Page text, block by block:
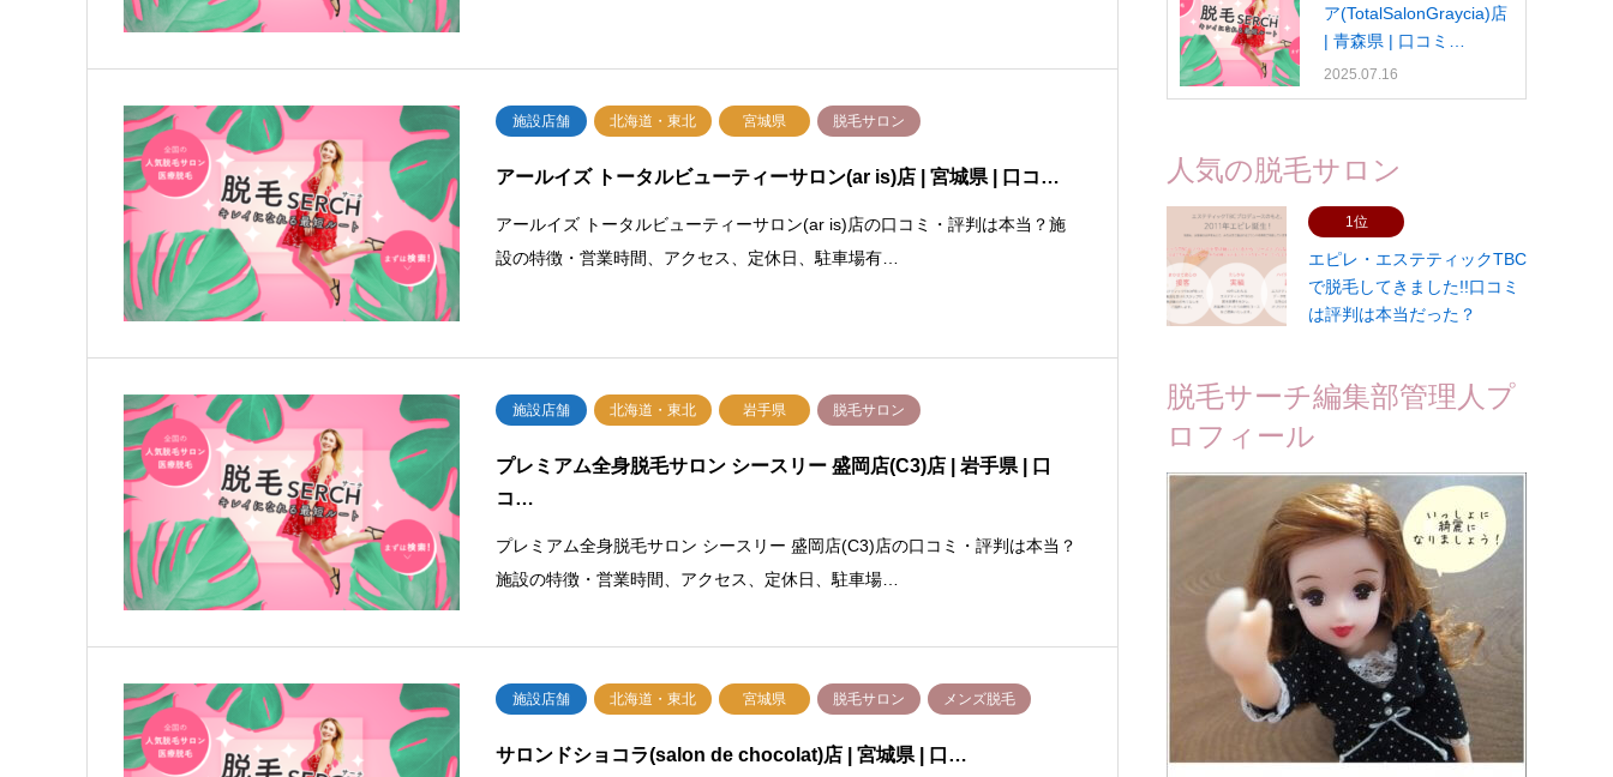
施設店舗 北海道・東北 宮城県 脱毛サロン
アールイズ トータルビューティーサロン(ar is)店 | 宮城県 | 口コ…
アールイズ トータルビューティーサロン(ar is)店の口コミ・評判は本当？施
設の特徴・営業時間、アクセス、定休日、駐車場有…
施設店舗 北海道・東北 岩手県 脱毛サロン
プレミアム全身脱毛サロン シースリー 盛岡店(C3)店 | 岩手県 | 口
コ…
プレミアム全身脱毛サロン シースリー 盛岡店(C3)店の口コミ・評判は本当？
施設の特徴・営業時間、アクセス、定休日、駐車場…
施設店舗 北海道・東北 宮城県 脱毛サロン メンズ脱毛
サロンドショコラ(salon de chocolat)店 | 宮城県 | 口…
ア(TotalSalonGraycia)店
| 青森県 | 口コミ…
2025.07.16
人気の脱毛サロン
1位
エピレ・エステティックTBC
で脱毛してきました!!口コミ
は評判は本当だった？
脱毛サーチ編集部管理人プ
ロフィール